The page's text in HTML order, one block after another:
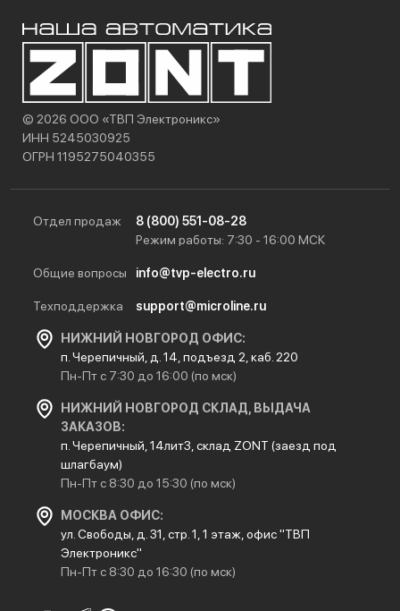
© 2026 ООО «ТВП Электроникс»
ИНН 5245030925
ОГРН 1195275040355
Отдел продаж
8 (800) 551-08-28
Режим работы: 7:30 - 16:00 МСК
Общие вопросы info@tvp-electro.ru
Техподдержка support@microline.ru
НИЖНИЙ НОВГОРОД ОФИС:
п. Черепичный, д. 14, подъезд 2, каб. 220
Пн-Пт с 7:30 до 16:00 (по мск)
НИЖНИЙ НОВГОРОД СКЛАД, ВЫДАЧА
ЗАКАЗОВ:
п. Черепичный, 14лит3, склад ZONT (заезд под
шлагбаум)
Пн-Пт с 8:30 до 15:30 (по мск)
МОСКВА ОФИС:
ул. Свободы, д. 31, стр. 1, 1 этаж, офис "ТВП
Электроникс"
Пн-Пт с 8:30 до 16:30 (по мск)